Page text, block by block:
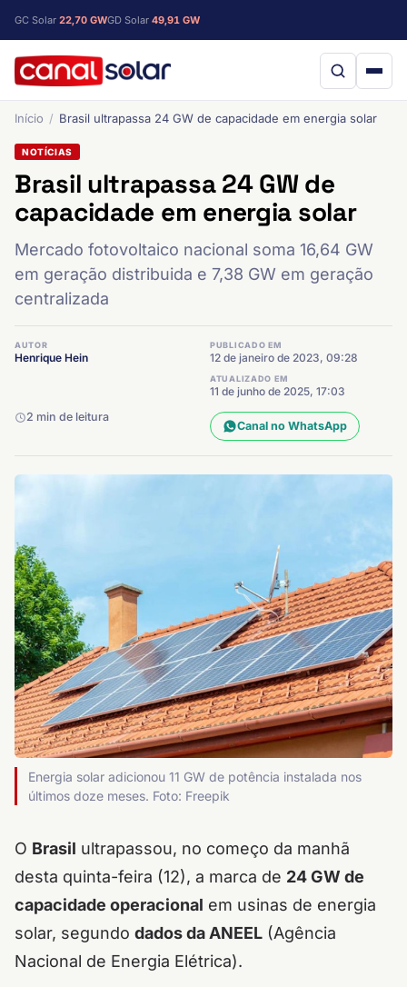
GC Solar 22,70 GWGD Solar 49,91 GW
Início Brasil ultrapassa 24 GW de capacidade em energia solar
NOTÍCIAS
Brasil ultrapassa 24 GW de
capacidade em energia solar
Mercado fotovoltaico nacional soma 16,64 GW
em geração distribuida e 7,38 GW em geração
centralizada
AUTOR
Henrique Hein
PUBLICADO EM
12 de janeiro de 2023, 09:28
ATUALIZADO EM
11 de junho de 2025, 17:03
2 min de leitura
Canal no WhatsApp
Energia solar adicionou 11 GW de potência instalada nos
últimos doze meses. Foto: Freepik
O Brasil ultrapassou, no começo da manhã
desta quinta-feira (12), a marca de 24 GW de
capacidade operacional em usinas de energia
solar, segundo dados da ANEEL (Agência
Nacional de Energia Elétrica).